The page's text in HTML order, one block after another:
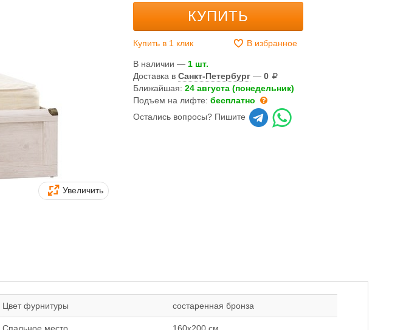
Увеличить
КУПИТЬ
Купить в 1 клик В избранное
В наличии — 1 шт.
Доставка вСанкт-Петербург —0
Ближайшая:24 августа (понедельник)
Подъем на лифте:бесплатно
Остались вопросы? Пишите
Цвет фурнитуры состаренная бронза